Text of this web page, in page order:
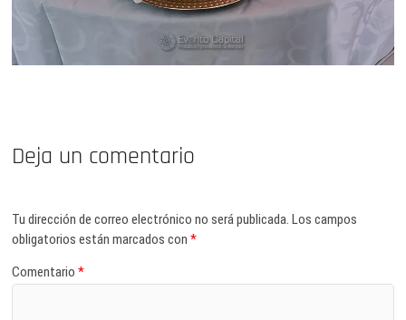
Deja un comentario
Tu dirección de correo electrónico no será publicada. Los campos
obligatorios están marcados con*
Comentario*